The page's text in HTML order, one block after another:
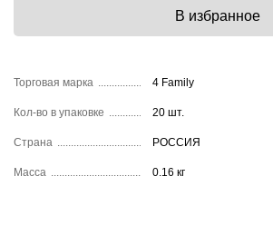
Торговая марка 4 Family
Кол-во в упаковке 20 шт.
Страна РОССИЯ
Масса 0.16 кг